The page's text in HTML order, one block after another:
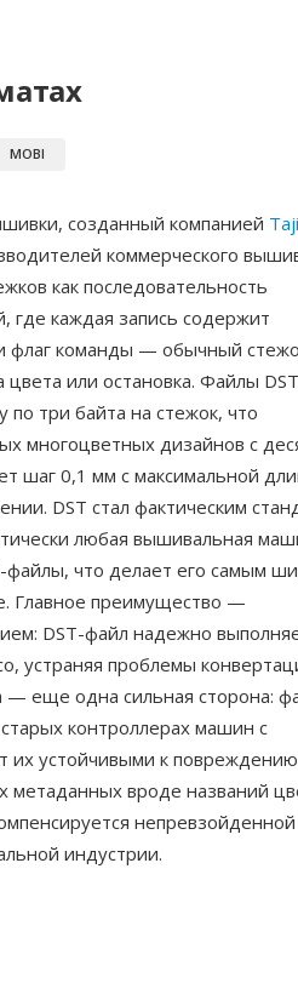
MOBI
созданный компанией
коммерческого
как последовательность
каждая запись содержит
флаг команды — обычный
или остановка. Файлы DST
три байта на стежок, что
многоцветных дизайнов с
шаг 0,1 мм с максимальной
DST стал фактическим
любая вышивальная
файлы, что делает его самым
Главное преимущество —
DST-файл надежно
устраняя проблемы
— еще одна сильная сторона:
контроллерах машин с
их устойчивыми к
метаданных вроде названий
непревзойденной
индустрии.